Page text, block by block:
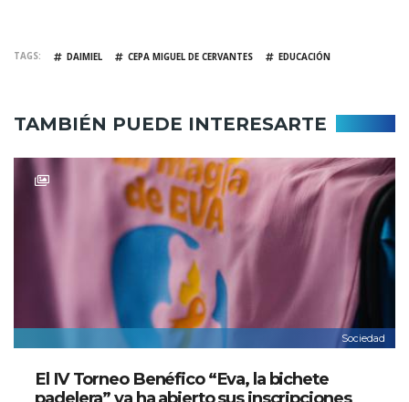
TAGS DAIMIEL CEPA MIGUEL DE CERVANTES EDUCACIÓN
TAMBIÉN PUEDE INTERESARTE
Sociedad
El IV Torneo Benéfico “Eva, la bichete